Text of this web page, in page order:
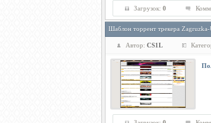
Загрузок: 0
Шаблон торрент трекера Zagruzka-
Автор: CS1L